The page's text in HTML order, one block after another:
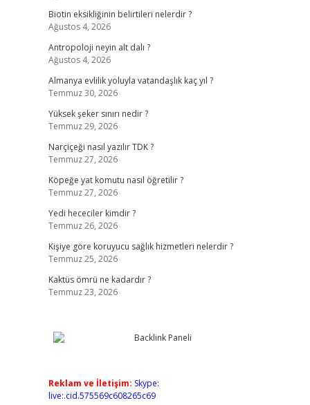
Biotin eksikliğinin belirtileri nelerdir ?
Ağustos 4, 2026
Antropoloji neyin alt dalı ?
Ağustos 4, 2026
Almanya evlilik yoluyla vatandaşlık kaç yıl ?
Temmuz 30, 2026
Yüksek şeker sınırı nedir ?
Temmuz 29, 2026
Narçiçeği nasıl yazılır TDK ?
Temmuz 27, 2026
Köpeğe yat komutu nasıl öğretilir ?
Temmuz 27, 2026
Yedi hececiler kimdir ?
Temmuz 26, 2026
Kişiye göre koruyucu sağlık hizmetleri nelerdir ?
Temmuz 25, 2026
Kaktüs ömrü ne kadardır ?
Temmuz 23, 2026
Reklam ve İletişim: Skype:
live:.cid.575569c608265c69